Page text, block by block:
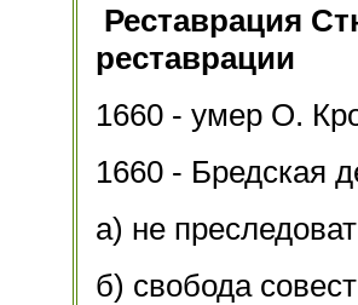
Реставрация
реставрации
1660 - умер О.
1660 - Бредская
а) не
б) свобода